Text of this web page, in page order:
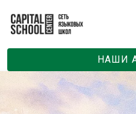
НАШИ